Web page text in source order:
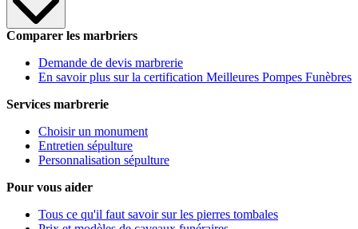
Comparer les marbriers
Demande de devis marbrerie
En savoir plus sur la certification Meilleures Pompes Funèbres
Services marbrerie
Choisir un monument
Entretien sépulture
Personnalisation sépulture
Pour vous aider
Tous ce qu'il faut savoir sur les pierres tombales